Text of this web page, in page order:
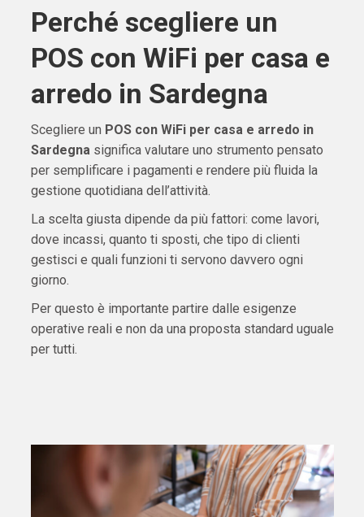
Perché scegliere un
POS con WiFi per casa e
arredo in Sardegna
Scegliere un POS con WiFi per casa e arredo in
Sardegnasignifica valutare uno strumento pensato
per semplificare i pagamenti e rendere più fluida la
gestione quotidiana dell’attività.
La scelta giusta dipende da più fattori: come lavori,
dove incassi, quanto ti sposti, che tipo di clienti
gestisci e quali funzioni ti servono davvero ogni
giorno.
Per questo è importante partire dalle esigenze
operative reali e non da una proposta standard uguale
per tutti.